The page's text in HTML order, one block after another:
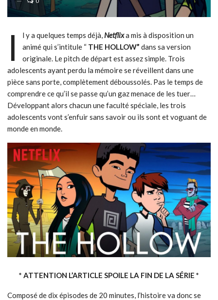
I l y a quelques temps déjà,Netflixa mis à disposition un
animé qui s’intitule “ THE HOLLOW” dans sa version
originale. Le pitch de départ est assez simple. Trois
adolescents ayant perdu la mémoire se réveillent dans une
pièce sans porte, complètement déboussolés. Pas le temps de
comprendre ce qu’il se passe qu’un gaz menace de les tuer…
Développant alors chacun une faculté spéciale, les trois
adolescents vont s’enfuir sans savoir ou ils sont et voguant de
monde en monde.
* ATTENTION L’ARTICLE SPOILE LA FIN DE LA SÉRIE *
Composé de dix épisodes de 20 minutes, l’histoire va donc se